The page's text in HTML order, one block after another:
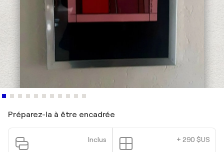
Préparez-la à être encadrée
Inclus + 290 $US